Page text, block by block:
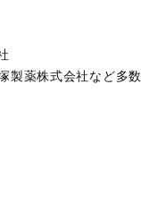
社
製薬株式会社など多